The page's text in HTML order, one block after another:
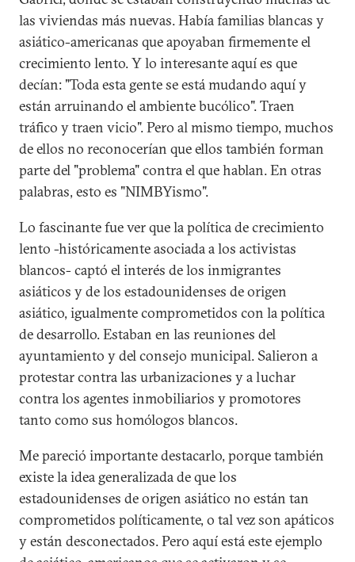
las viviendas más nuevas. Había familias blancas y
asiático-americanas que apoyaban firmemente el
crecimiento lento. Y lo interesante aquí es que
decían: "Toda esta gente se está mudando aquí y
están arruinando el ambiente bucólico". Traen
tráfico y traen vicio". Pero al mismo tiempo, muchos
de ellos no reconocerían que ellos también forman
parte del "problema" contra el que hablan. En otras
palabras, esto es "NIMBYismo".
Lo fascinante fue ver que la política de crecimiento
lento -históricamente asociada a los activistas
blancos- captó el interés de los inmigrantes
asiáticos y de los estadounidenses de origen
asiático, igualmente comprometidos con la política
de desarrollo. Estaban en las reuniones del
ayuntamiento y del consejo municipal. Salieron a
protestar contra las urbanizaciones y a luchar
contra los agentes inmobiliarios y promotores
tanto como sus homólogos blancos.
Me pareció importante destacarlo, porque también
existe la idea generalizada de que los
estadounidenses de origen asiático no están tan
comprometidos políticamente, o tal vez son apáticos
y están desconectados. Pero aquí está este ejemplo